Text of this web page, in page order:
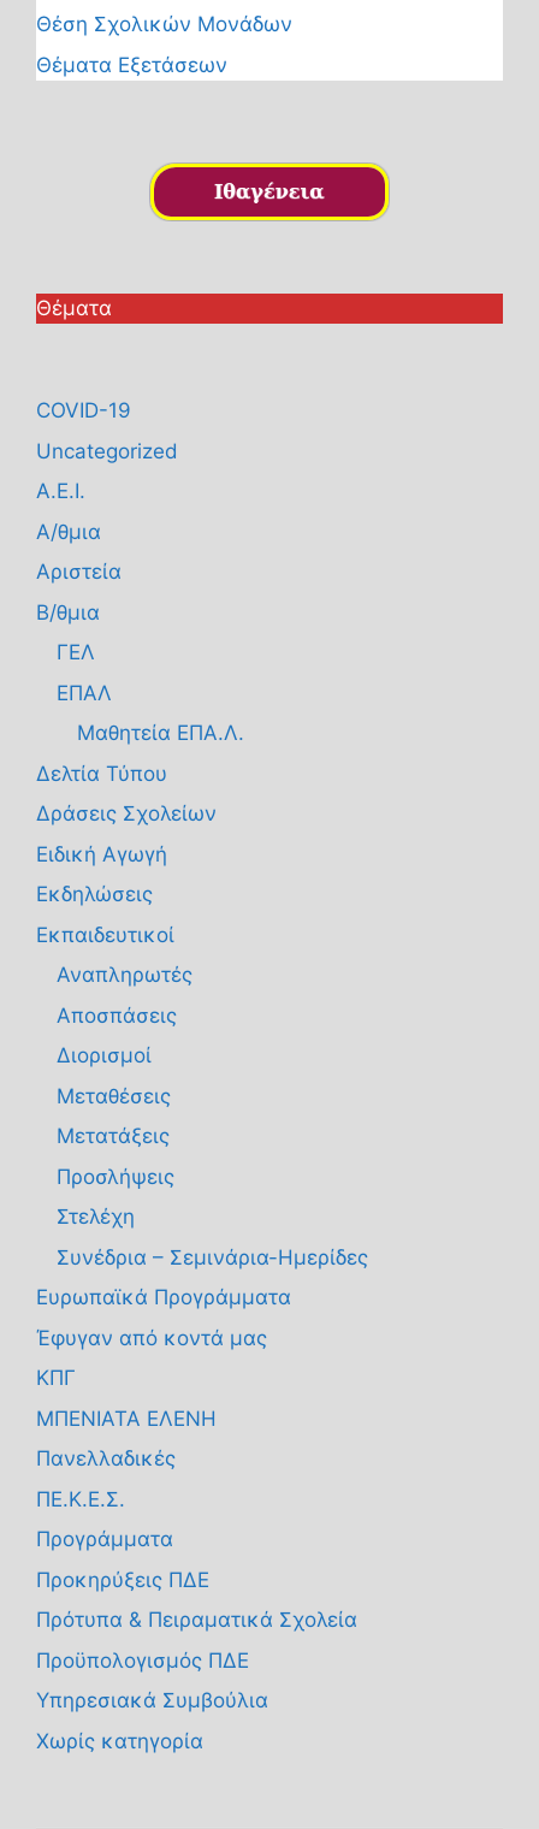
Θέση Σχολικών Μονάδων
Θέματα Εξετάσεων
Θέματα
COVID-19
Uncategorized
Α.Ε.Ι.
Α/θμια
Αριστεία
Β/θμια
ΓΕΛ
ΕΠΑΛ
Μαθητεία ΕΠΑ.Λ.
Δελτία Τύπου
Δράσεις Σχολείων
Ειδική Αγωγή
Εκδηλώσεις
Εκπαιδευτικοί
Αναπληρωτές
Αποσπάσεις
Διορισμοί
Μεταθέσεις
Μετατάξεις
Προσλήψεις
Στελέχη
Συνέδρια – Σεμινάρια-Ημερίδες
Ευρωπαϊκά Προγράμματα
Έφυγαν από κοντά μας
ΚΠΓ
ΜΠΕΝΙΑΤΑ ΕΛΕΝΗ
Πανελλαδικές
ΠΕ.Κ.Ε.Σ.
Προγράμματα
Προκηρύξεις ΠΔΕ
Πρότυπα & Πειραματικά Σχολεία
Προϋπολογισμός ΠΔΕ
Υπηρεσιακά Συμβούλια
Χωρίς κατηγορία